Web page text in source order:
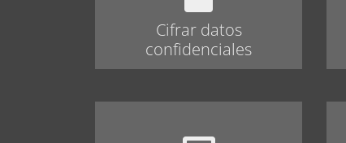
Cifrar datos
confidenciales